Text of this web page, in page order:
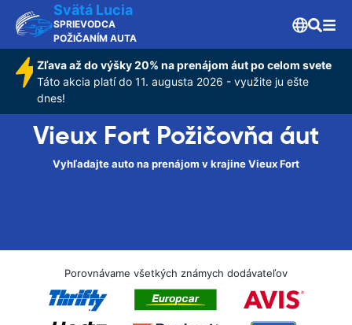
Svätá Lucia
SPRIEVODCA
POŽIČANÍM AUTA
Zľava až do výšky 20% na prenájom áut po celom svete
Táto akcia platí do 11. augusta 2026 - využite ju ešte
dnes!
Vieux Fort Požičovňa áut
Vyhľadajte auto na prenájom v krajine Vieux Fort
Porovnávame všetkých známych dodávateľov